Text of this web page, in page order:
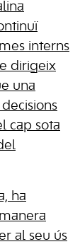
interns
dirigeix
una
cap sota
ha
al seu ús